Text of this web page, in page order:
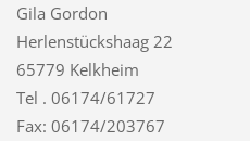
Gila Gordon
Herlenstückshaag 22
65779 Kelkheim
Tel . 06174/61727
Fax: 06174/203767